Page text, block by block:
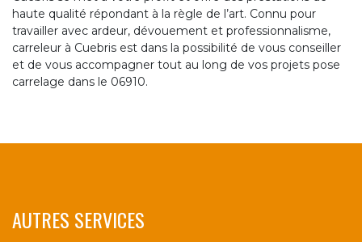
haute qualité répondant à la règle de l’art. Connu pour
travailler avec ardeur, dévouement et professionnalisme,
carreleur à Cuebris est dans la possibilité de vous conseiller
et de vous accompagner tout au long de vos projets pose
carrelage dans le 06910.
AUTRES SERVICES